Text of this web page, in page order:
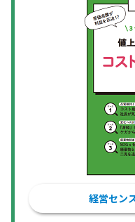
経営セン